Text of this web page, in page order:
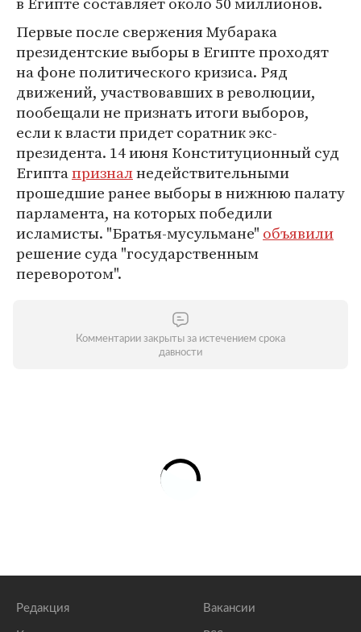
Первые после свержения Мубарака
президентские выборы в Египте проходят
на фоне политического кризиса. Ряд
движений, участвовавших в революции,
пообещали не признать итоги выборов,
если к власти придет соратник экс-
президента. 14 июня Конституционный суд
Египтапризналнедействительными
прошедшие ранее выборы в нижнюю палату
парламента, на которых победили
исламисты. "Братья-мусульмане" объявили
решение суда "государственным
переворотом".
Комментарии закрыты за истечением срока
давности
Редакция Вакансии